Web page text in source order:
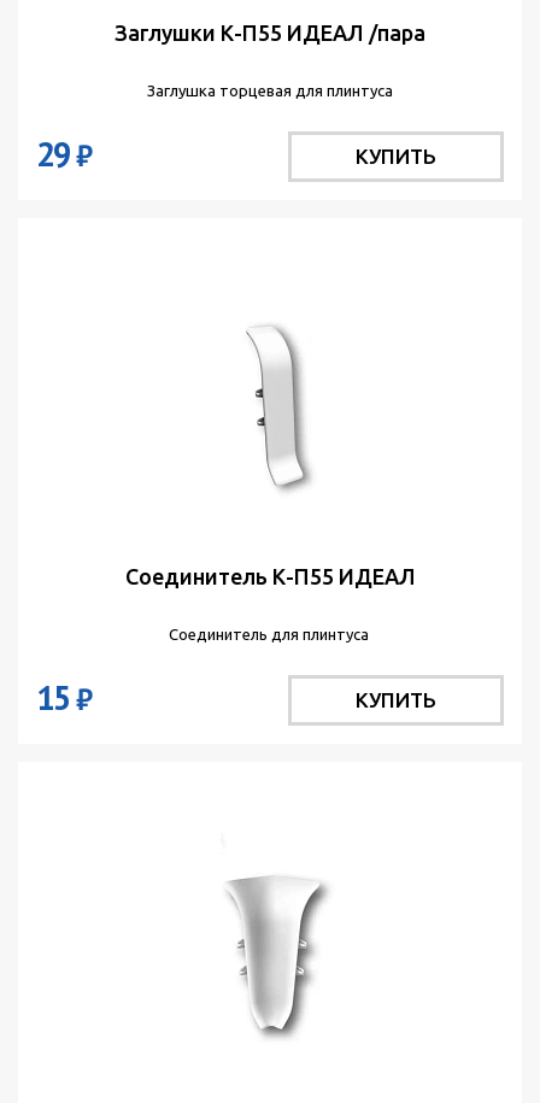
Заглушки К-П55 ИДЕАЛ /пара
Заглушка торцевая для плинтуса
29₽ КУПИТЬ
Соединитель К-П55 ИДЕАЛ
Соединитель для плинтуса
15₽ КУПИТЬ